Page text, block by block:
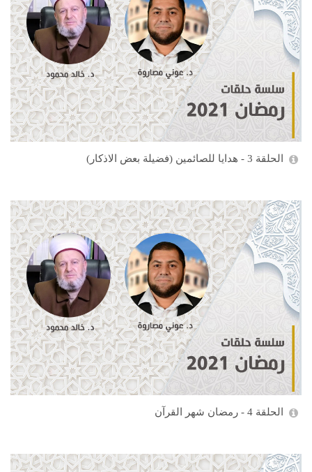
الحلقة 3 - هدايا للصائمين (فضيلة بعض الاذكار)
الحلقة 4 - رمضان شهر القرآن